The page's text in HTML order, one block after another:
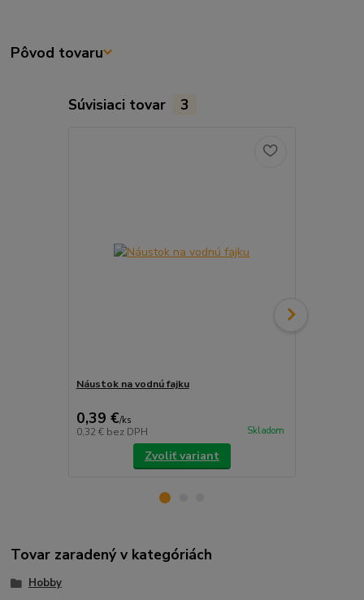
Pôvod tovaru
Súvisiaci tovar 3
Náustok na vodnú fajku
0,39 €/ks
0,32 € bez DPH Skladom
Zvoliť variant
Tovar zaradený v kategóriách
Hobby